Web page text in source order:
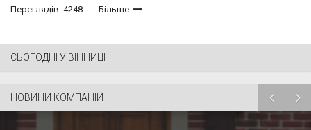
Переглядів: 4248 Більше
СЬОГОДНІ У ВІННИЦІ
НОВИНИ КОМПАНІЙ